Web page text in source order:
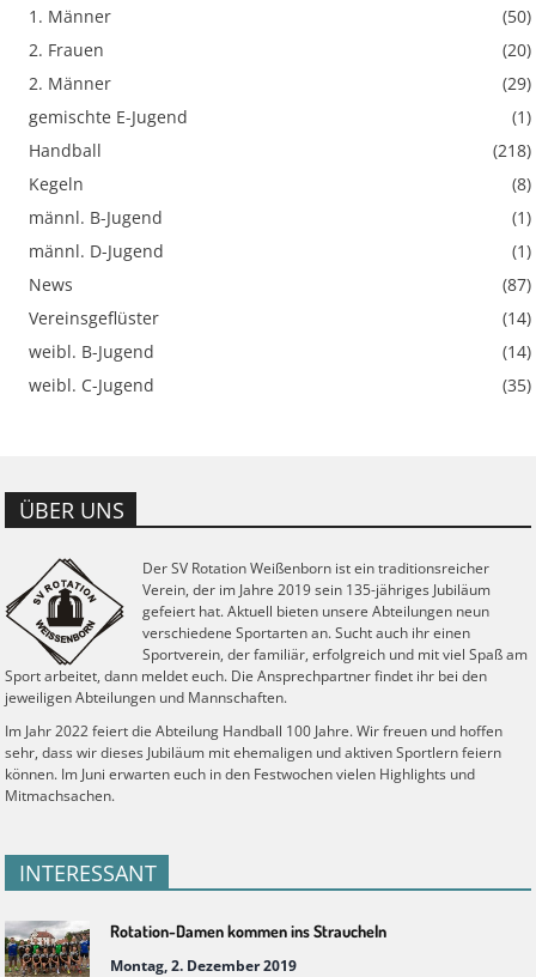
1. Männer
(50)
2. Frauen
(20)
2. Männer
(29)
gemischte E-Jugend
(1)
Handball
(218)
Kegeln
(8)
männl. B-Jugend
(1)
männl. D-Jugend
(1)
News
(87)
Vereinsgeflüster
(14)
weibl. B-Jugend
(14)
weibl. C-Jugend
(35)
ÜBER UNS
Der SV Rotation Weißenborn ist ein traditionsreicher
Verein, der im Jahre 2019 sein 135-jähriges Jubiläum
gefeiert hat. Aktuell bieten unsere Abteilungen neun
verschiedene Sportarten an. Sucht auch ihr einen
Sportverein, der familiär, erfolgreich und mit viel Spaß am
Sport arbeitet, dann meldet euch. Die Ansprechpartner findet ihr bei den
jeweiligen Abteilungen und Mannschaften.
Im Jahr 2022 feiert die Abteilung Handball 100 Jahre. Wir freuen und hoffen
sehr, dass wir dieses Jubiläum mit ehemaligen und aktiven Sportlern feiern
können. Im Juni erwarten euch in den Festwochen vielen Highlights und
Mitmachsachen.
INTERESSANT
Rotation-Damen kommen ins Straucheln
Montag, 2. Dezember 2019